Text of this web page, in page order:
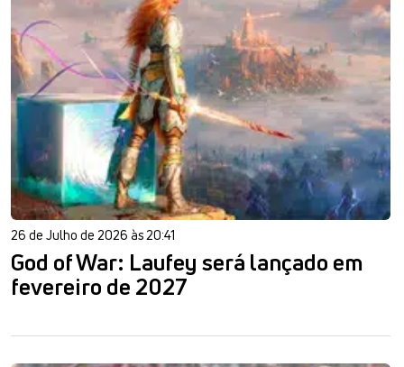
26 de Julho de 2026 às 20:41
God of War: Laufey será lançado em
fevereiro de 2027